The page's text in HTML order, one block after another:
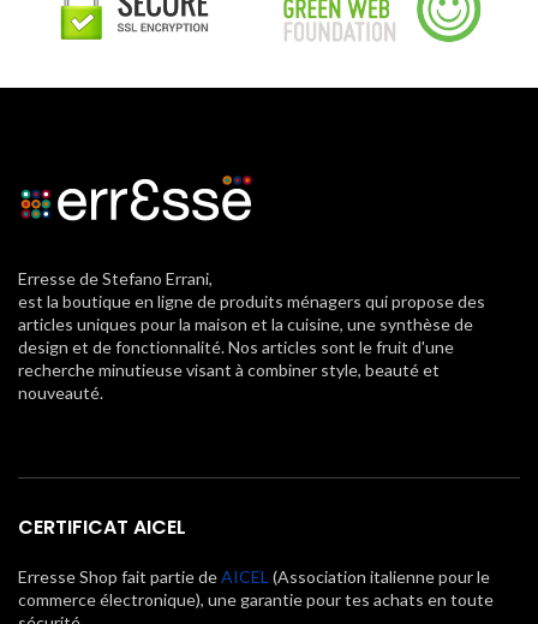
Erresse de Stefano Errani,
est la boutique en ligne de produits ménagers qui propose des
articles uniques pour la maison et la cuisine, une synthèse de
design et de fonctionnalité. Nos articles sont le fruit d'une
recherche minutieuse visant à combiner style, beauté et
nouveauté.
CERTIFICAT AICEL
Erresse Shop fait partie deAICEL (Association italienne pour le
commerce électronique), une garantie pour tes achats en toute